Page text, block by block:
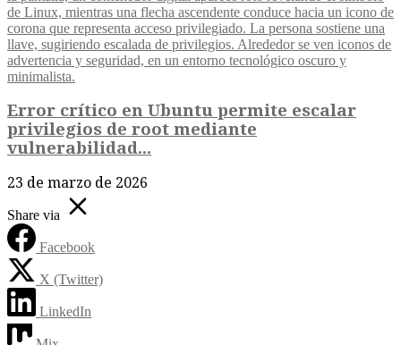
Error crítico en Ubuntu permite escalar
privilegios de root mediante
vulnerabilidad...
23 de marzo de 2026
Share via
Facebook
X (Twitter)
LinkedIn